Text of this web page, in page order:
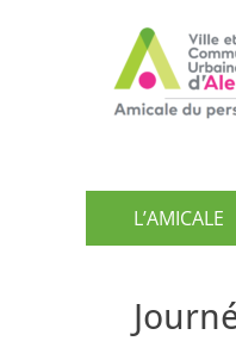
Menu
principal
L’AMICALE